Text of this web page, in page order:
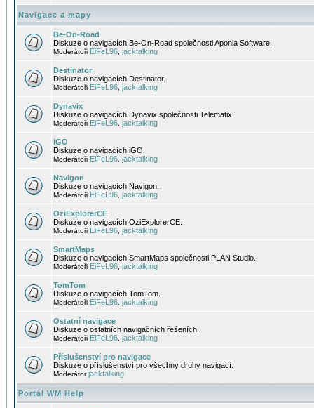
Navigace a mapy
Be-On-Road
Diskuze o navigacích Be-On-Road společnosti Aponia Software.
Moderátoři EiFeL96 jacktalking
Destinator
Diskuze o navigacích Destinator.
Moderátoři EiFeL96 jacktalking
Dynavix
Diskuze o navigacích Dynavix společnosti Telematix.
Moderátoři EiFeL96 jacktalking
iGO
Diskuze o navigacích iGO.
Moderátoři EiFeL96 jacktalking
Navigon
Diskuze o navigacích Navigon.
Moderátoři EiFeL96 jacktalking
OziExplorerCE
Diskuze o navigacích OziExplorerCE.
Moderátoři EiFeL96 jacktalking
SmartMaps
Diskuze o navigacích SmartMaps společnosti PLAN Studio.
Moderátoři EiFeL96 jacktalking
TomTom
Diskuze o navigacích TomTom.
Moderátoři EiFeL96 jacktalking
Ostatní navigace
Diskuze o ostatních navigačních řešeních.
Moderátoři EiFeL96 jacktalking
Příslušenství pro navigace
Diskuze o příslušenství pro všechny druhy navigací.
Moderátorjacktalking
Portál WM Help